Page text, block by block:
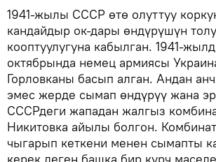
1941-жылы СССР өтө олуттуу
кандайдыр ок-дары өндүрүшүн
кооптуулугуна кабылган. 1941-
октябрында немец армиясы
Горловканы басып алган. Андан
эмес жерде сымап өндүрүү жана
СССРдеги жападан жалгыз
Никитовка айылы болгон.
чыгарып кеткени менен сымапты
керек деген башка бир курч